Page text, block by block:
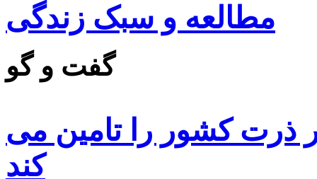
مطالعه و سبک زندگی
گفت و گو
۸۵ درصد بذر ذرت کشور را تامین می
کند